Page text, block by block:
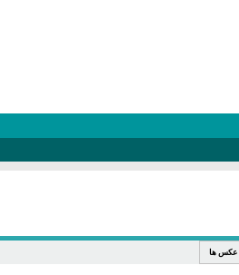
عکس ها